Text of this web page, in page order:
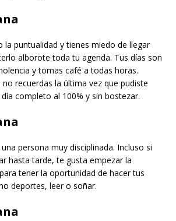
la puntualidad y tienes miedo de llegar
alborote toda tu agenda. Tus días son
y tomas café a todas horas.
recuerdas la última vez que pudiste
completo al 100% y sin bostezar.
una persona muy disciplinada. Incluso si
hasta tarde, te gusta empezar la
tener la oportunidad de hacer tus
deportes, leer o soñar.